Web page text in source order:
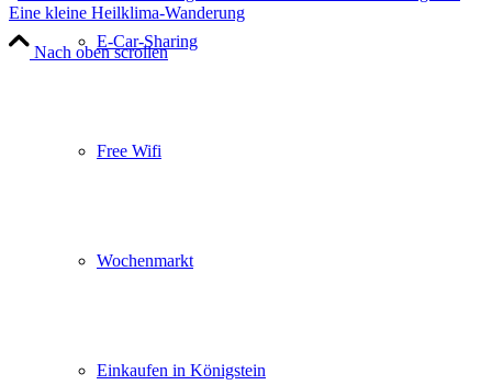
E-Car-Sharing
Free Wifi
Wochenmarkt
Einkaufen in Königstein
Eine kleine Heilklima-Wanderung
Nach oben scrollen